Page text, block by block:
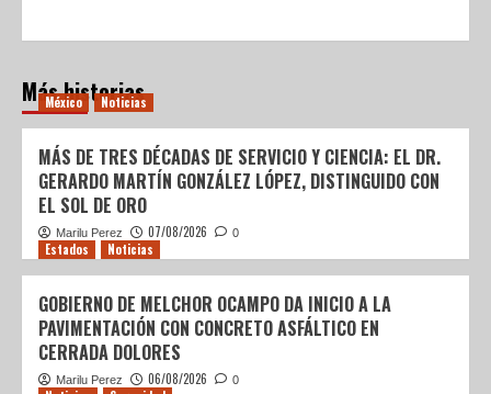
Más historias
México Noticias
MÁS DE TRES DÉCADAS DE SERVICIO Y CIENCIA: EL DR.
GERARDO MARTÍN GONZÁLEZ LÓPEZ, DISTINGUIDO CON
EL SOL DE ORO
Marilu Perez 07/08/2026 0
Estados Noticias
GOBIERNO DE MELCHOR OCAMPO DA INICIO A LA
PAVIMENTACIÓN CON CONCRETO ASFÁLTICO EN
CERRADA DOLORES
Marilu Perez 06/08/2026 0